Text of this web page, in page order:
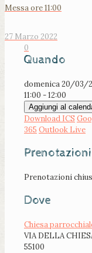
Messa ore 11:00
27 Marzo 2022
0
Quando
domenica 20/03/
11:00 - 12:00
Aggiungi al
Download ICS
365 Outlook Live
Prenotazioni
Prenotazioni
Dove
Chiesa
VIA DELLA
55100